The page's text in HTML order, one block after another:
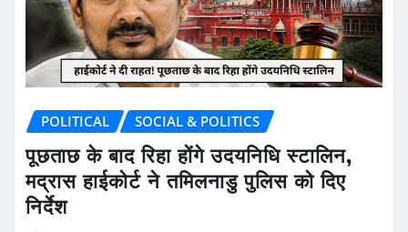
POLITICAL SOCIAL & POLITICS
पूछताछ के बाद रिहा होंगे उदयनिधि स्टालिन,
मद्रास हाईकोर्ट ने तमिलनाडु पुलिस को दिए
निर्देश